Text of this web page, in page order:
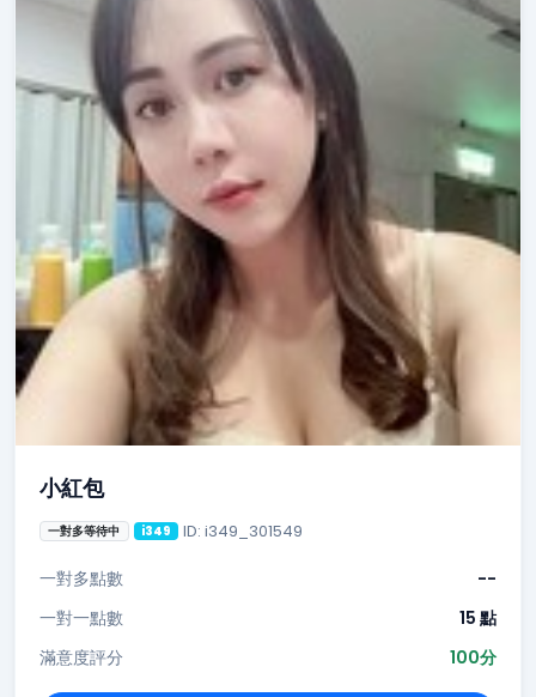
小紅包
一對多等待中 i349 ID: i349_301549
一對多點數
--
一對一點數
15 點
滿意度評分
100分